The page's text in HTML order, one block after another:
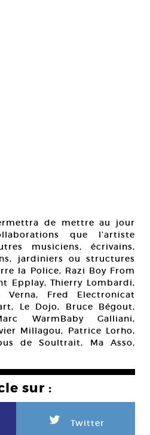
de mettre au jour
que l’artiste
musiciens, écrivains,
jardiniers ou structures
la Police, Razi Boy From
Epplay, Thierry Lombardi,
Verna, Fred Electronicat
Le Dojo, Bruce Bégout,
WarmBaby Galliani,
Millagou, Patrice Lorho,
de Soultrait, Ma Asso,
sur :
L Twitter